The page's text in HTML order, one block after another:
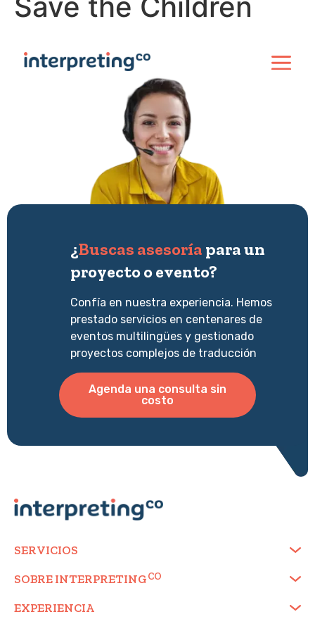
¿Buscas asesoría para un
proyecto o evento?
Confía en nuestra experiencia. Hemos
prestado servicios en centenares de
eventos multilingües y gestionado
proyectos complejos de traducción
Agenda una consulta sin
costo
SERVICIOS
SOBRE INTERPRETING
EXPERIENCIA